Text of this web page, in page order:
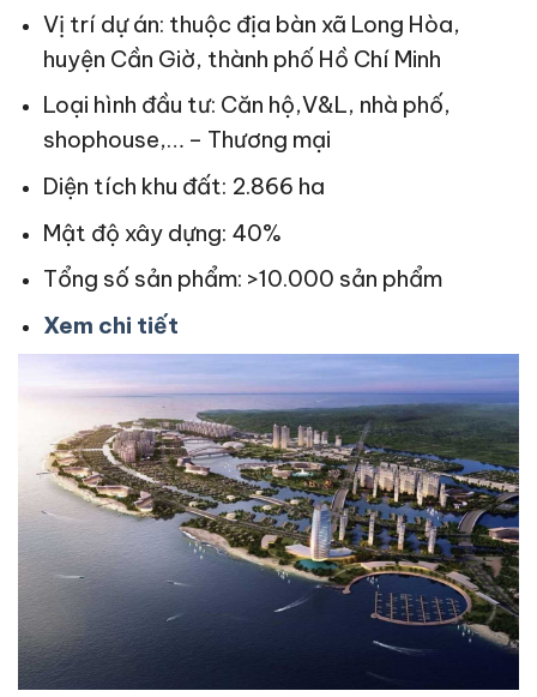
Vị trí dự án: thuộc địa bàn xã Long Hòa,
huyện Cần Giờ, thành phố Hồ Chí Minh
Loại hình đầu tư: Căn hộ,V&L, nhà phố,
shophouse,… – Thương mại
Diện tích khu đất: 2.866 ha
Mật độ xây dựng: 40%
Tổng số sản phẩm: >10.000 sản phẩm
Xem chi tiết